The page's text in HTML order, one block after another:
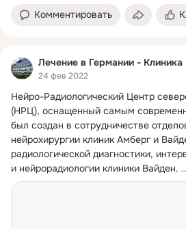
Комментировать
Лечение в Германии - Клиника
24 фев 2022
Нейро-Радиологический Центр
(НРЦ), оснащенный самым
был создан в сотрудничестве
нейрохирургии клиник Амберг и
радиологической диагностики,
и нейрорадиологии клиники Вайден.